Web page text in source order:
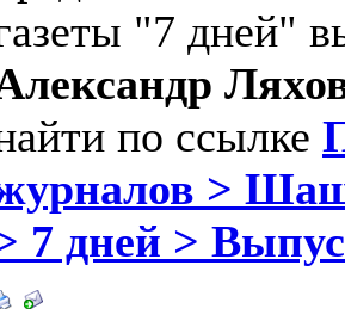
"7 дней"
по ссылке
>
7 дней >